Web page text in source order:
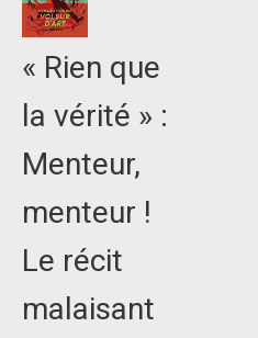
« Rien que
la vérité » :
Menteur,
menteur !
Le récit
malaisant